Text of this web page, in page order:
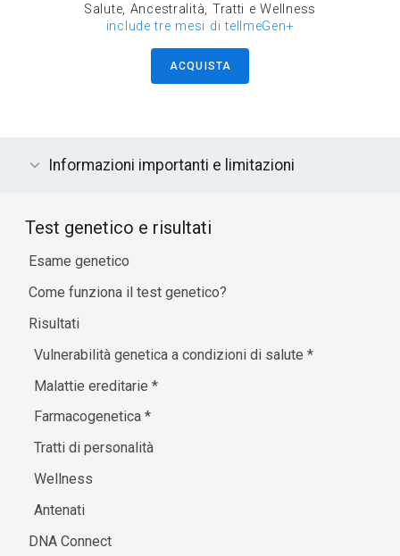
Salute, Ancestralità, Tratti e Wellness
include tre mesi di tellmeGen+
ACQUISTA
Informazioni importanti e limitazioni
Test genetico e risultati
Esame genetico
Come funziona il test genetico?
Risultati
Vulnerabilità genetica a condizioni di salute*
Malattie ereditarie*
Farmacogenetica*
Tratti di personalità
Wellness
Antenati
DNA Connect